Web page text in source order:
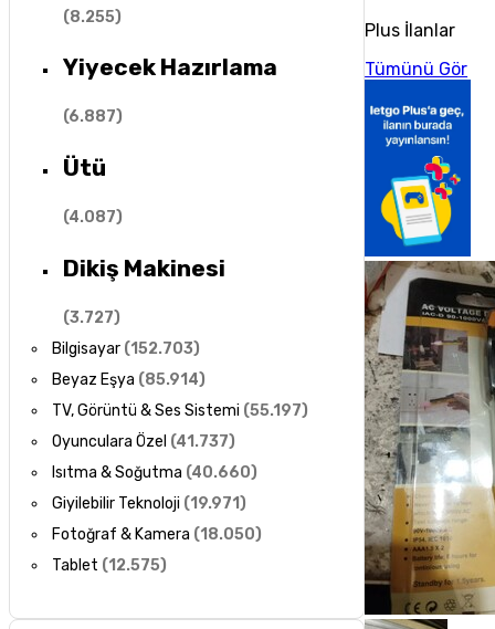
(8.255)
Yiyecek Hazırlama
(6.887)
Ütü
(4.087)
Dikiş Makinesi
(3.727)
Bilgisayar (152.703)
Beyaz Eşya (85.914)
TV, Görüntü & Ses Sistemi (55.197)
Oyunculara Özel (41.737)
Isıtma & Soğutma (40.660)
Giyilebilir Teknoloji (19.971)
Fotoğraf & Kamera (18.050)
Tablet (12.575)
Plus İlanlar
Tümünü Gör